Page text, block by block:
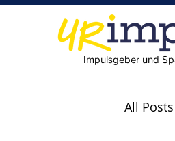
Impulsgeber und
All Posts